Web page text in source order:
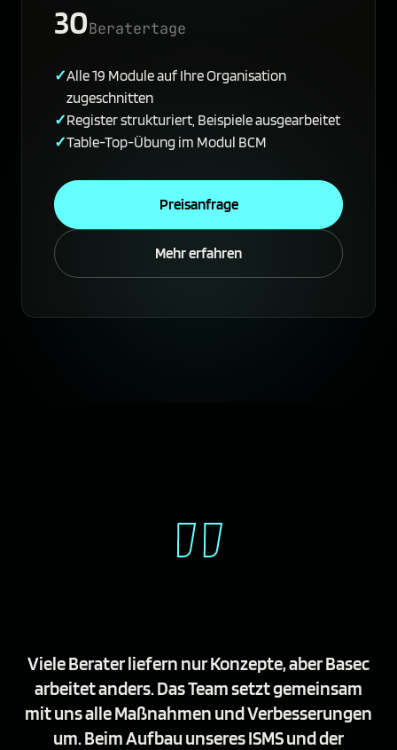
30Beratertage
Alle 19 Module auf Ihre Organisation
zugeschnitten
Register strukturiert, Beispiele ausgearbeitet
Table-Top-Übung im Modul BCM
Preisanfrage
Mehr erfahren
”
Viele Berater liefern nur Konzepte, aber Basec
arbeitet anders. Das Team setzt gemeinsam
mit uns alle Maßnahmen und Verbesserungen
um. Beim Aufbau unseres ISMS und der